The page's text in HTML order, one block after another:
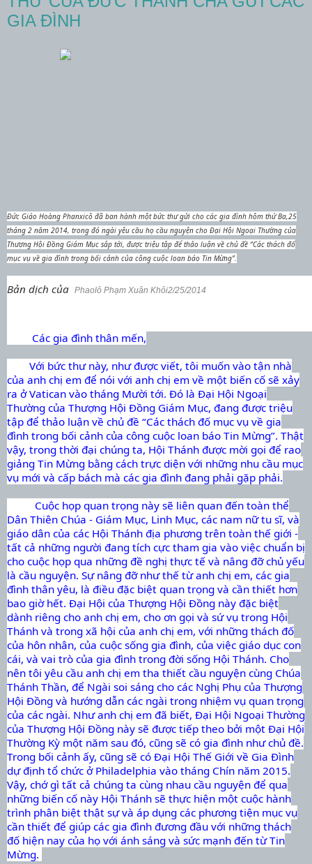
GIA ĐÌNH
Đức Giáo Hoàng Phanxicô đã ban hành một bức thư gửi cho các gia đình hôm thứ Ba,25
tháng 2 năm 2014, trong đó ngài yêu cầu họ cầu nguyện cho Đại Hội Ngoại Thường của
Thượng Hội Đồng Giám Mục sắp tới, được triệu tập để thảo luận về chủ đề “Các thách đố
mục vụ về gia đình trong bối cảnh của công cuộc loan báo Tin Mừng”.
Bản dịch của Phaolô Phạm Xuân Khôi2/25/2014
Các gia đình thân mến,
Với bức thư này, như được viết, tôi muốn vào tận nhà
của anh chị em để nói với anh chị em về một biến cố sẽ xảy
ra ở Vatican vào tháng Mười tới. Đó là Đại Hội Ngoại
Thường của Thượng Hội Đồng Giám Mục, đang được triệu
tập để thảo luận về chủ đề “Các thách đố mục vụ về gia
đình trong bối cảnh của công cuộc loan báo Tin Mừng”. Thật
vậy, trong thời đại chúng ta, Hội Thánh được mời gọi để rao
giảng Tin Mừng bằng cách trực diện với những nhu cầu mục
vụ mới và cấp bách mà các gia đình đang phải gặp phải.
Cuộc họp quan trọng này sẽ liên quan đến toàn thể
Dân Thiên Chúa - Giám Mục, Linh Mục, các nam nữ tu sĩ, và
giáo dân của các Hội Thánh địa phương trên toàn thế giới -
tất cả những người đang tích cực tham gia vào việc chuẩn bị
cho cuộc họp qua những đề nghị thực tế và nâng đỡ chủ yếu
là cầu nguyện. Sự nâng đỡ như thế từ anh chị em, các gia
đình thân yêu, là điều đặc biệt quan trọng và cần thiết hơn
bao giờ hết. Đại Hội của Thượng Hội Đồng này đặc biệt
dành riêng cho anh chị em, cho ơn gọi và sứ vụ trong Hội
Thánh và trong xã hội của anh chị em, với những thách đố
của hôn nhân, của cuộc sống gia đình, của việc giáo dục con
cái, và vai trò của gia đình trong đời sống Hội Thánh. Cho
nên tôi yêu cầu anh chị em tha thiết cầu nguyện cùng Chúa
Thánh Thần, để Ngài soi sáng cho các Nghị Phụ của Thượng
Hội Đồng và hướng dẫn các ngài trong nhiệm vụ quan trọng
của các ngài. Như anh chị em đã biết, Đại Hội Ngoại Thường
của Thượng Hội Đồng này sẽ được tiếp theo bởi một Đại Hội
Thường Kỳ một năm sau đó, cũng sẽ có gia đình như chủ đề.
Trong bối cảnh ấy, cũng sẽ có Đại Hội Thế Giới về Gia Đình
dự định tổ chức ở Philadelphia vào tháng Chín năm 2015.
Vậy, chớ gì tất cả chúng ta cùng nhau cầu nguyện để qua
những biến cố này Hội Thánh sẽ thực hiện một cuộc hành
trình phân biệt thật sự và áp dụng các phương tiện mục vụ
cần thiết để giúp các gia đình đương đầu với những thách
đố hiện nay của họ với ánh sáng và sức mạnh đến từ Tin
Mừng.